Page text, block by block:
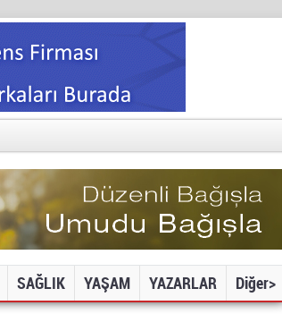
SAĞLIK YAŞAM YAZARLAR Diğer>